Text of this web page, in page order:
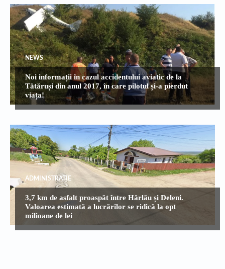
NEWS
Noi informații în cazul accidentului aviatic de la
Tătăruși din anul 2017, în care pilotul și-a pierdut
viața!
ADMINISTRATIE
3,7 km de asfalt proaspăt între Hârlău și Deleni.
Valoarea estimată a lucrărilor se ridică la opt
milioane de lei